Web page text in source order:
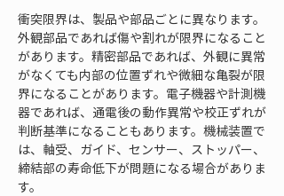
衝突限界は、製品や部品ごとに異なります。
外観部品であれば傷や割れが限界になること
があります。精密部品であれば、外観に異常
がなくても内部の位置ずれや微細な亀裂が限
界になることがあります。電子機器や計測機
器であれば、通電後の動作異常や校正ずれが
判断基準になることもあります。機械装置で
は、軸受、ガイド、センサー、ストッパー、
締結部の寿命低下が問題になる場合がありま
す。